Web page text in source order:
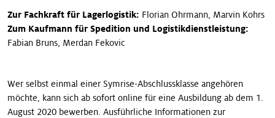
Zur Fachkraft für Lagerlogistik: Florian Ohrmann, Marvin Kohrs
Zum Kaufmann für Spedition und Logistikdienstleistung:
Fabian Bruns, Merdan Fekovic
Wer selbst einmal einer Symrise-Abschlussklasse angehören
möchte, kann sich ab sofort online für eine Ausbildung ab dem 1.
August 2020 bewerben. Ausführliche Informationen zur